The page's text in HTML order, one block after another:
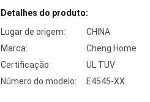
Detalhes do produto:
Lugar de origem:
CHINA
Marca:
Cheng Home
Certificação:
UL TUV
Número do modelo:
E4545-XX